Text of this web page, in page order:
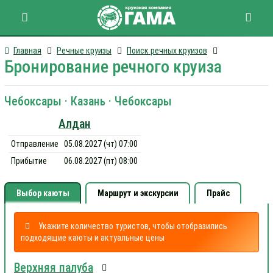
Главная Речные круизы Поиск речных круизов
Бронирование речного круиза
Чебоксары · Казань · Чебоксары
Алдан
Отправление
05.08.2027 (чт) 07:00
Прибытие
06.08.2027 (пт) 08:00
Выбор каюты Маршрут и экскурсии Прайс
Укажите количество туристов, чтобы отобразились
подходящие каюты и актуальные цены
Верхняя палуба